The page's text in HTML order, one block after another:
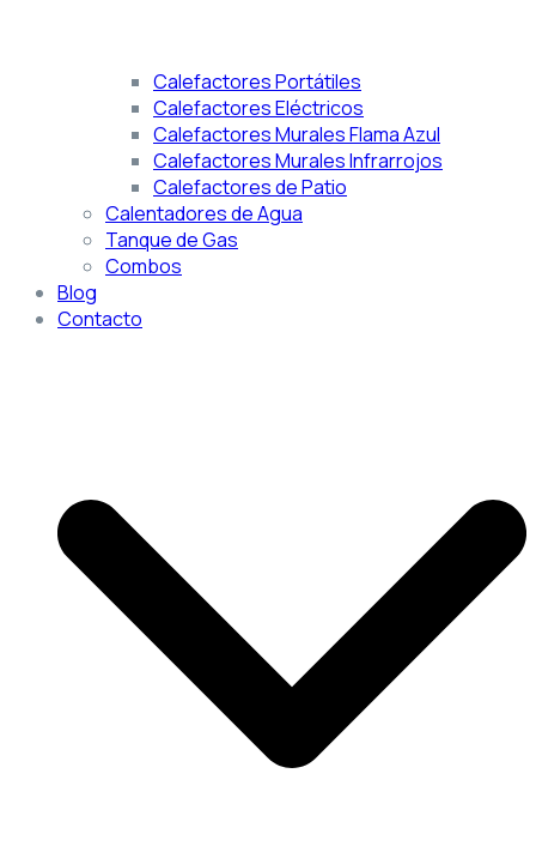
Calefactores Portátiles
Calefactores Eléctricos
Calefactores Murales Flama Azul
Calefactores Murales Infrarrojos
Calefactores de Patio
Calentadores de Agua
Tanque de Gas
Combos
Blog
Contacto